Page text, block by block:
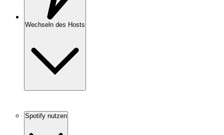
Wechseln des Hosts
Spotify nutzen